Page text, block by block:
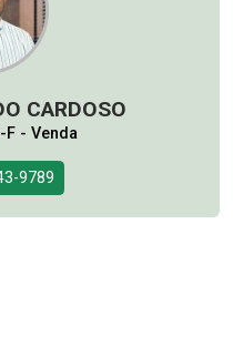
CARDOSO
F - Venda
9789